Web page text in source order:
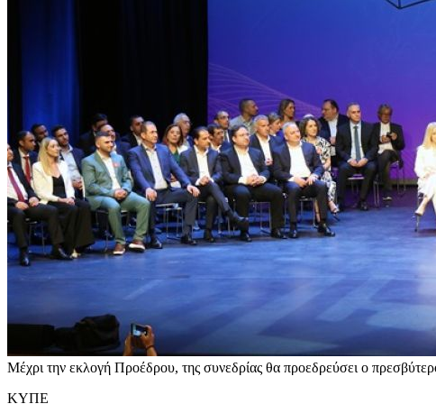
Μέχρι την εκλογή Προέδρου, της συνεδρίας θα προεδρεύσει ο
ΚΥΠΕ